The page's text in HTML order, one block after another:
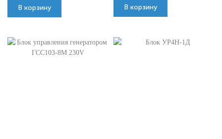
В корзину В корзину